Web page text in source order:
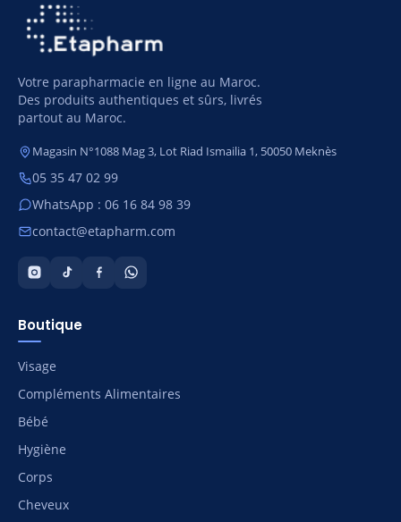
Votre parapharmacie en ligne au Maroc.
Des produits authentiques et sûrs, livrés
partout au Maroc.
Magasin N°1088 Mag 3, Lot Riad Ismailia 1, 50050 Meknès
05 35 47 02 99
WhatsApp : 06 16 84 98 39
contact@etapharm.com
Boutique
Visage
Compléments Alimentaires
Bébé
Hygiène
Corps
Cheveux